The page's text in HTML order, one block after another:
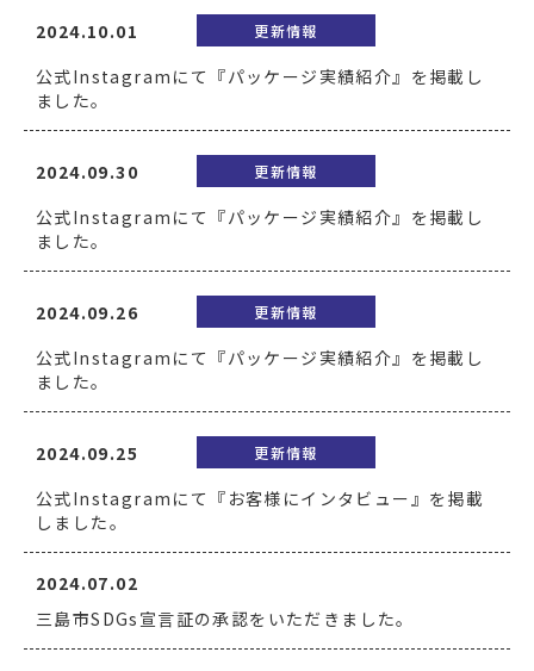
2024.10.01 更新情報
公式Instagramにて『パッケージ実績紹介』を掲載し
ました。
2024.09.30 更新情報
公式Instagramにて『パッケージ実績紹介』を掲載し
ました。
2024.09.26 更新情報
公式Instagramにて『パッケージ実績紹介』を掲載し
ました。
2024.09.25 更新情報
公式Instagramにて『お客様にインタビュー』を掲載
しました。
2024.07.02
三島市SDGs宣言証の承認をいただきました。